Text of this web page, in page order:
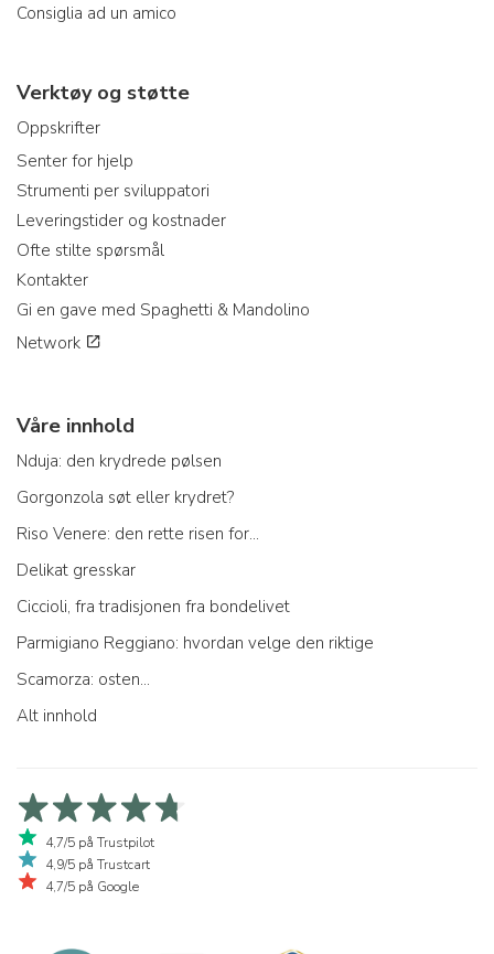
Consiglia ad un amico
Verktøy og støtte
Oppskrifter
Senter for hjelp
Strumenti per sviluppatori
Leveringstider og kostnader
Ofte stilte spørsmål
Kontakter
Gi en gave med Spaghetti & Mandolino
Network
Våre innhold
Nduja: den krydrede pølsen
Gorgonzola søt eller krydret?
Riso Venere: den rette risen for...
Delikat gresskar
Ciccioli, fra tradisjonen fra bondelivet
Parmigiano Reggiano: hvordan velge den riktige
Scamorza: osten...
Alt innhold
4,7/5 på Trustpilot
4,9/5 på Trustcart
4,7/5 på Google